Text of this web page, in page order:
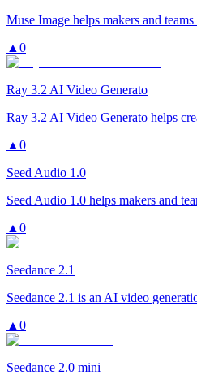
Muse Image helps makers and
▲ 0
Ray 3.2 AI Video Generato
Ray 3.2 AI Video Generato helps
▲ 0
Seed Audio 1.0
Seed Audio 1.0 helps makers and
▲ 0
Seedance 2.1
Seedance 2.1 is an AI video
▲ 0
Seedance 2.0 mini